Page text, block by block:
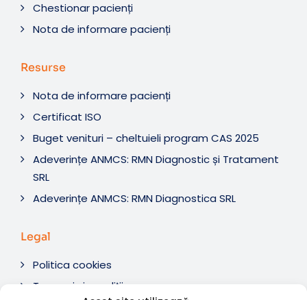
Chestionar pacienți
Nota de informare pacienți
Resurse
Nota de informare pacienți
Certificat ISO
Buget venituri – cheltuieli program CAS 2025
Adeverințe ANMCS: RMN Diagnostic și Tratament
SRL
Adeverințe ANMCS: RMN Diagnostica SRL
Legal
Politica cookies
Termeni si condiții